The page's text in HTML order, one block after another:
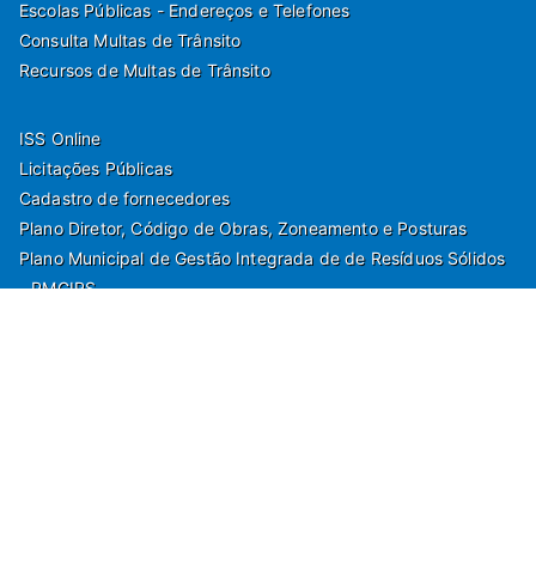
Escolas Públicas - Endereços e Telefones
Consulta Multas de Trânsito
Recursos de Multas de Trânsito
ISS Online
Licitações Públicas
Cadastro de fornecedores
Plano Diretor, Código de Obras, Zoneamento e Posturas
Plano Municipal de Gestão Integrada de de Resíduos Sólidos
- PMGIRS